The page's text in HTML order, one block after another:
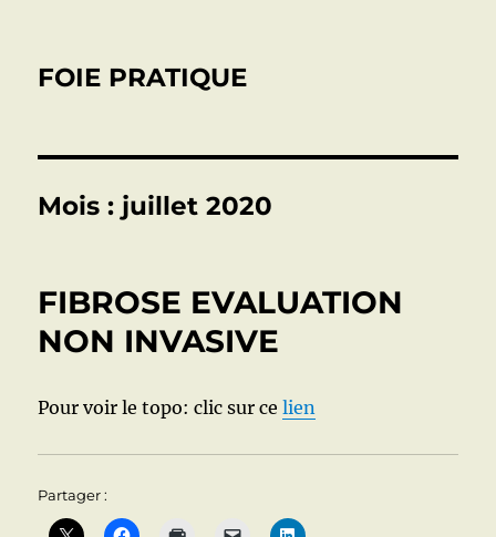
FOIE PRATIQUE
Mois : juillet 2020
FIBROSE EVALUATION
NON INVASIVE
Pour voir le topo: clic sur celien
Partager :